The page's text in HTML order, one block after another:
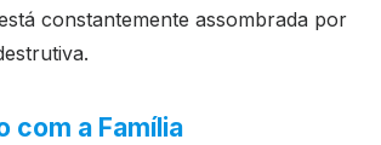
constantemente assombrada por
com a Família